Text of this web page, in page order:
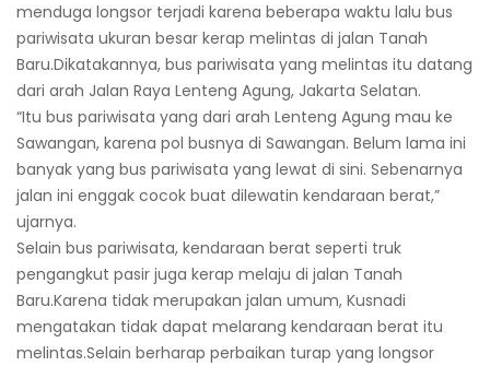
menduga longsor terjadi karena beberapa waktu lalu bus
pariwisata ukuran besar kerap melintas di jalan Tanah
Baru.Dikatakannya, bus pariwisata yang melintas itu datang
dari arah Jalan Raya Lenteng Agung, Jakarta Selatan.
“Itu bus pariwisata yang dari arah Lenteng Agung mau ke
Sawangan, karena pol busnya di Sawangan. Belum lama ini
banyak yang bus pariwisata yang lewat di sini. Sebenarnya
jalan ini enggak cocok buat dilewatin kendaraan berat,”
ujarnya.
Selain bus pariwisata, kendaraan berat seperti truk
pengangkut pasir juga kerap melaju di jalan Tanah
Baru.Karena tidak merupakan jalan umum, Kusnadi
mengatakan tidak dapat melarang kendaraan berat itu
melintas.Selain berharap perbaikan turap yang longsor